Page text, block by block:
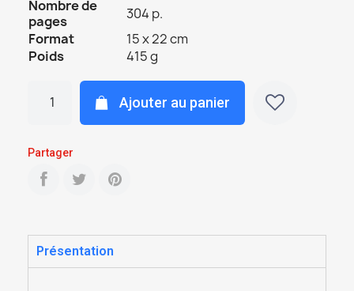
Nombre de
pages
304 p.
Format
15 x 22 cm
Poids
415 g
Ajouter au panier
Partager
Présentation